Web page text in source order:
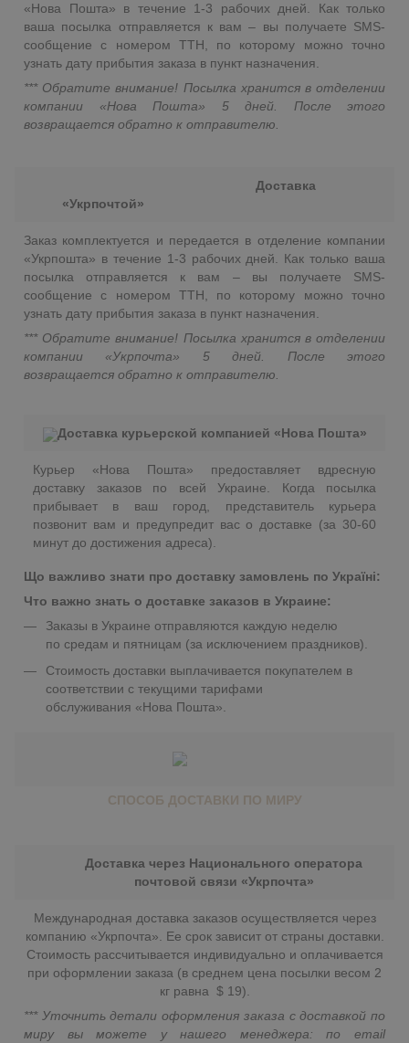
«Нова Пошта» в течение 1-3 рабочих дней. Как только
ваша посылка отправляется к вам – вы получаете SMS-
сообщение с номером ТТН, по которому можно точно
узнать дату прибытия заказа в пункт назначения.
*** Обратите внимание! Посылка хранится в отделении
компании «Нова Пошта» 5 дней. После этого
возвращается обратно к отправителю.
Доставка
«Укрпочтой»
Заказ комплектуется и передается в отделение компании
«Укрпошта» в течение 1-3 рабочих дней. Как только ваша
посылка отправляется к вам – вы получаете SMS-
сообщение с номером ТТН, по которому можно точно
узнать дату прибытия заказа в пункт назначения.
*** Обратите внимание! Посылка хранится в отделении
компании «Укрпочта» 5 дней. После этого
возвращается обратно к отправителю.
Доставка курьерской компанией «Нова Пошта»
Курьер «Нова Пошта» предоставляет вдресную
доставку заказов по всей Украине. Когда посылка
прибывает в ваш город, представитель курьера
позвонит вам и предупредит вас о доставке (за 30-60
минут до достижения адреса).
Що важливо знати про доставку замовлень по Україні:
Что важно знать о доставке заказов в Украине:
Заказы в Украине отправляются каждую неделю
по средам и пятницам (за исключением праздников).
Стоимость доставки выплачивается покупателем в
соответствии с текущими тарифами
обслуживания «Нова Пошта».
СПОСОБ ДОСТАВКИ ПО МИРУ
Доставка через Национального оператора
почтовой связи «Укрпочта»
Международная доставка заказов осуществляется через
компанию «Укрпочта». Ее срок зависит от страны доставки.
Стоимость рассчитывается индивидуально и оплачивается
при оформлении заказа (в среднем цена посылки весом 2
кг равна $ 19).
*** Уточнить детали оформления заказа с доставкой по
миру вы можете у нашего менеджера: по email